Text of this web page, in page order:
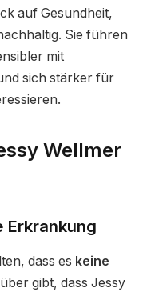
auf Gesundheit,
Sie führen
mit
sich stärker für
Wellmer
dass es keine
gibt, dass Jessy